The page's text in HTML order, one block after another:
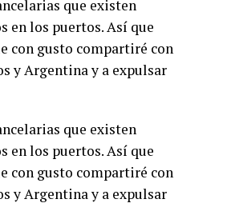
que existen
en los puertos. Así que
con gusto compartiré con
y Argentina y a expulsar
que existen
en los puertos. Así que
con gusto compartiré con
y Argentina y a expulsar